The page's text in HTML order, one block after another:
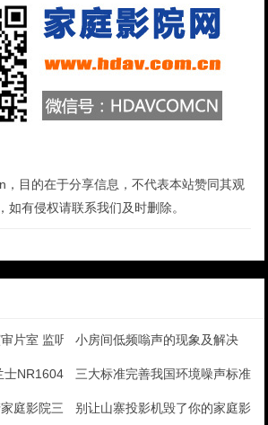
，目的在于分享信息，不代表本站赞同其观
如有侵权请联系我们及时删除。
片室 监听影院组建攻略
小房间低频嗡声的现象及解决
士NR1604功放机测评三大标准完善我国环境噪声标准体
庭影院三大优势别让山寨投影机毁了你的家庭影院